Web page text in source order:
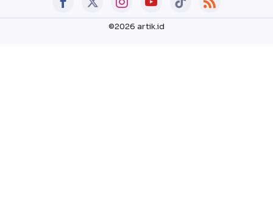
©2026 artik.id